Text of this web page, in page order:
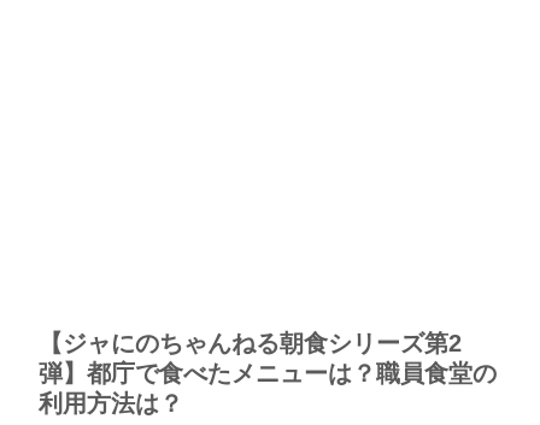
【ジャにのちゃんねる朝食シリーズ第2
弾】都庁で食べたメニューは？職員食堂の
利用方法は？